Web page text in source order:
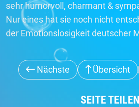
sehr humorvoll, charmant &
Nur eines hat sie noch nicht
der Emotionslosigkeit deutscher
Nächste Übersicht
SEITE TEILEN